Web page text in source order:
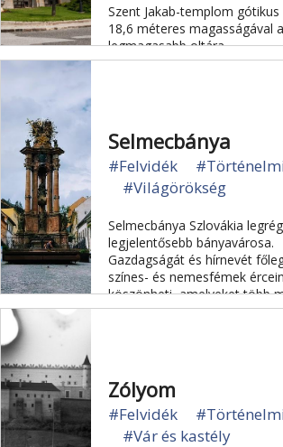
Szent Jakab-templom
18,6 méteres magasságával
legmagasabb oltára.
Selmecbánya
#Felvidék
#Világörökség
Selmecbánya Szlovákia
legjelentősebb bányavárosa.
Gazdagságát és hírnevét
színes- és nemesfémek
köszönheti, amelyeket több
évig bányásztak itt.
Zólyom
#Felvidék
#Vár és kastély